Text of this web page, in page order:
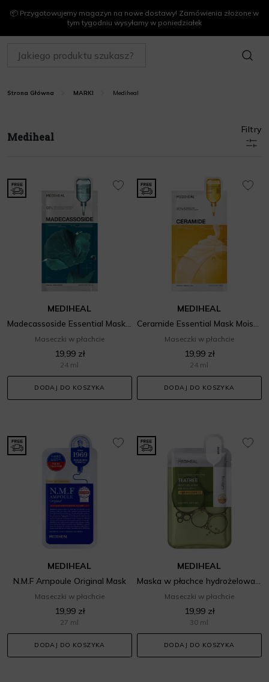
📦 Przygotowujemy magazyn na nowe dostawy! Zamówienia złożone w
tym tygodniu wysyłamy w poniedziałek
SZUKAJ
Strona Główna MARKI Mediheal
Mediheal
Filtry
MEDIHEAL
Madecassoside Essential Mask Blemish Repair
Maseczki w płachcie
19,99 zł
24 ml
DODAJ DO KOSZYKA
MEDIHEAL
Ceramide Essential Mask Moisture Barrier
Maseczki w płachcie
19,99 zł
24 ml
DODAJ DO KOSZYKA
MEDIHEAL
N.M.F Ampoule Original Mask
Maseczki w płachcie
19,99 zł
27 ml
DODAJ DO KOSZYKA
MEDIHEAL
Maska w płachce hydrożelowa kojąca
Maseczki w płachcie
19,99 zł
30 ml
DODAJ DO KOSZYKA